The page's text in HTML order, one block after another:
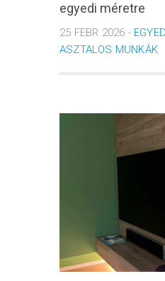
egyedi méretre
25 FEBR 2026 -
ASZTALOS MUNKÁK